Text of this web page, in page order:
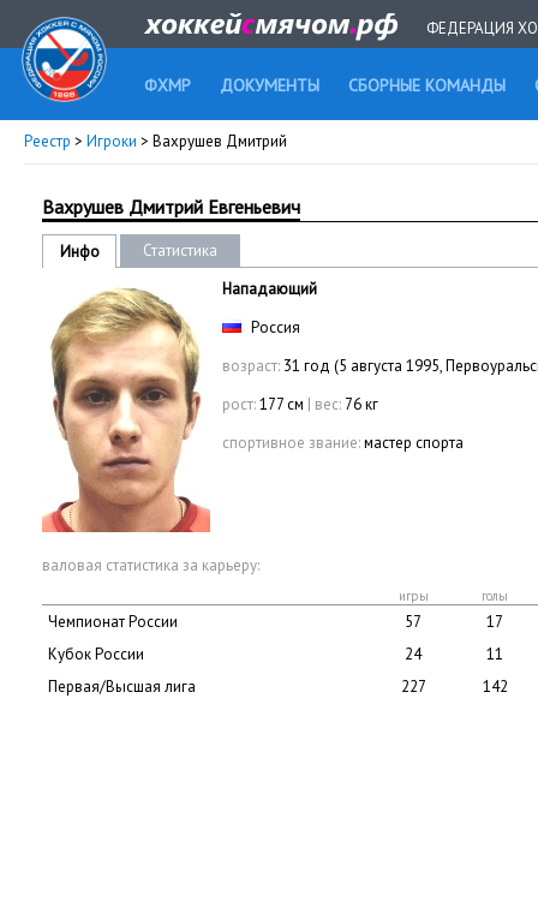
ФЕДЕРАЦИЯ
ФХМР ДОКУМЕНТЫ СБОРНЫЕ КОМАНДЫ
Реестр > Игроки > Вахрушев Дмитрий
Вахрушев Дмитрий Евгеньевич
Инфо
Статистика
Нападающий
Россия
возраст: 31 год (5 августа 1995,
рост:177 см | вес: 76 кг
спортивное звание:мастер спорта
валовая статистика за карьеру:
игры голы
Чемпионат России 57
17
Кубок России
24
11
Первая/Высшая лига
227 142